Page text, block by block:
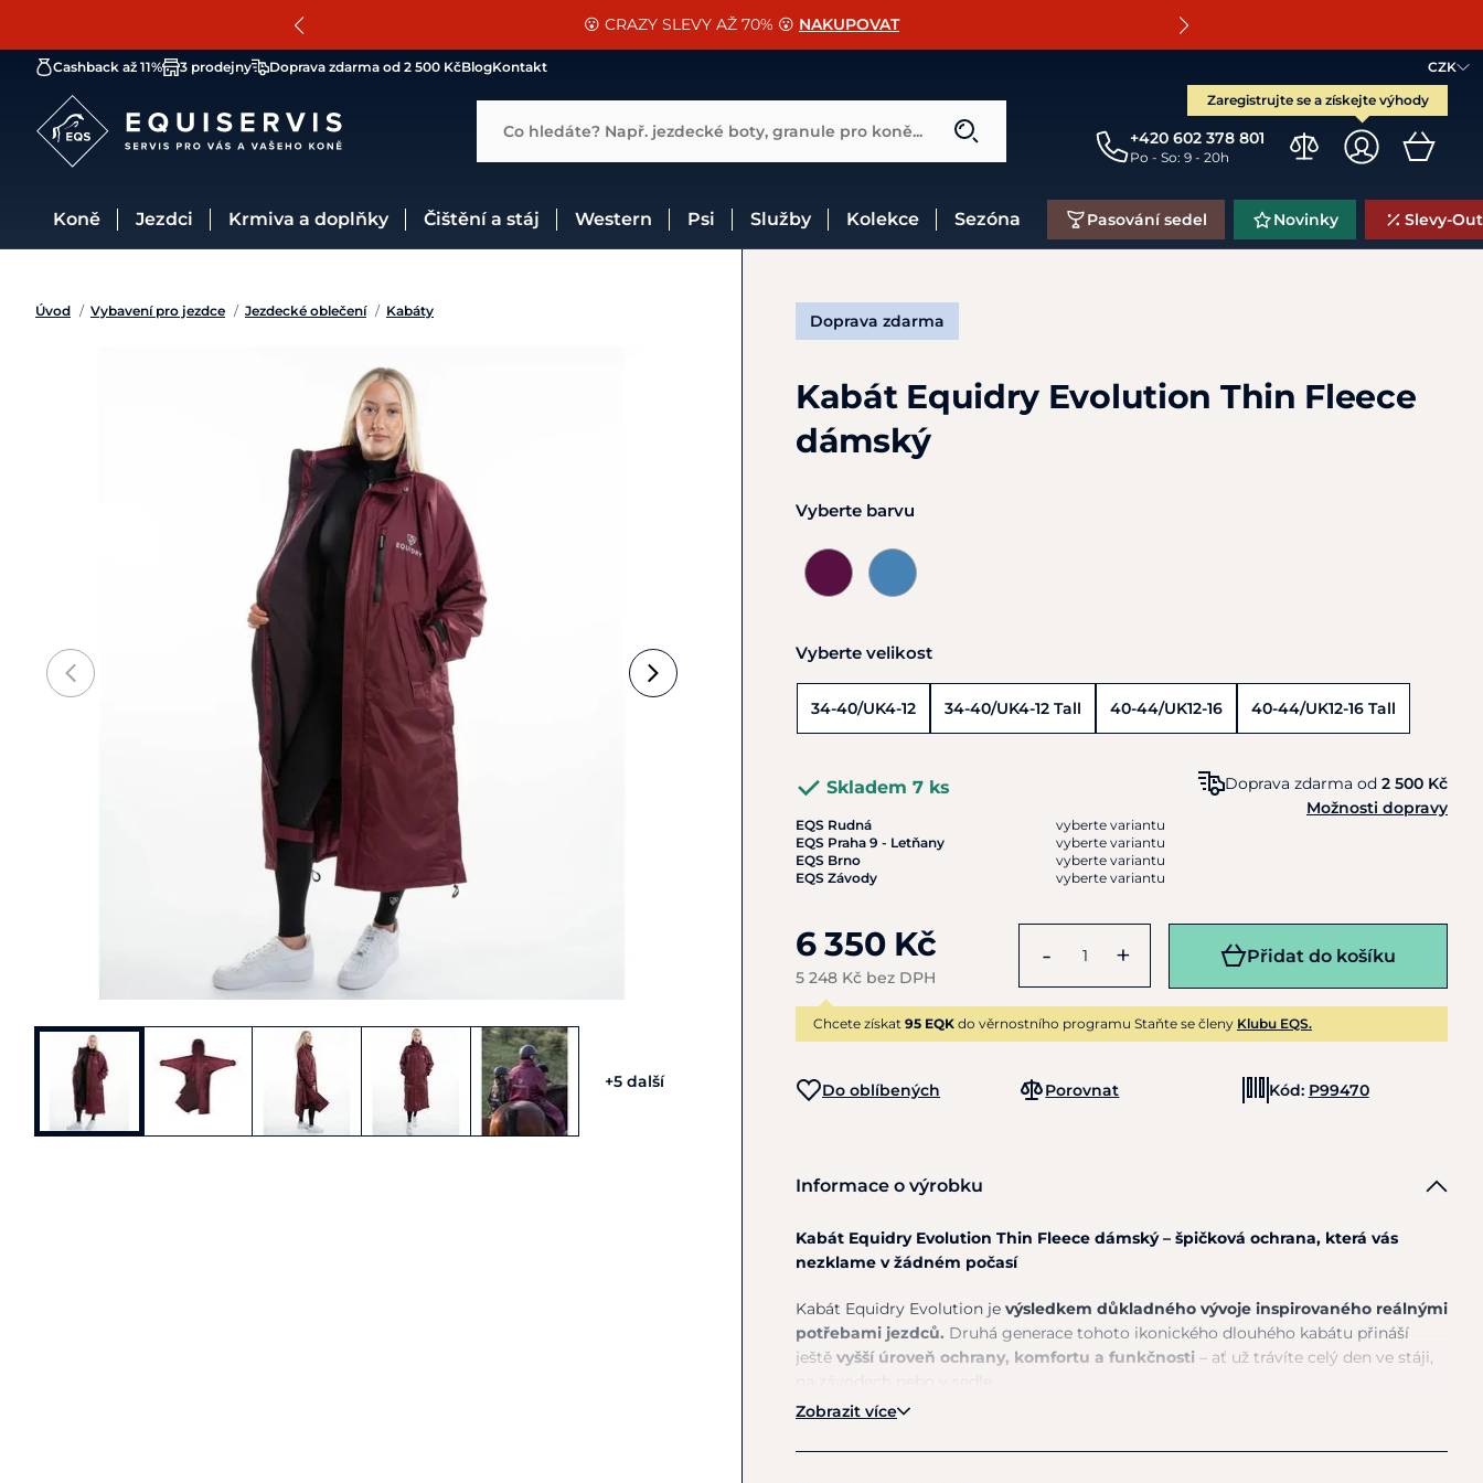
SLEVA 13% na vše od Cassini! CHCI SLEVU
😮 CRAZY SLEVY AŽ 70% 😮 NAKUPOVAT
📐Pasování a doplňky k vybraným sedlům ZDARMA 🐴
CZK
Zaregistrujte se a získejte výhody
+420 602 378 801
Po - So: 9 - 20h
Cashback až 11% 3 prodejny Doprava zdarma od 2 500 KčBlogKontakt
Co hledáte? Např. jezdecké boty, granule pro koně...
Koně Jezdci Krmiva a doplňky Čištění a stáj Western Psi Služby Kolekce Sezóna Pasování sedel Novinky Slevy-
Úvod / Vybavení pro jezdce / Jezdecké oblečení / Kabáty
+5 další
Doprava zdarma
Kabát Equidry Evolution Thin Fleece
dámský
Vyberte barvu
Vyberte velikost
34-40/UK4-12 34-40/UK4-12 Tall 40-44/UK12-16 40-44/UK12-16 Tall
Skladem 7 ks
EQS Rudná
vyberte variantu
EQS Praha 9 - Letňany
vyberte variantu
EQS Brno
vyberte variantu
EQS Závody
vyberte variantu
Doprava zdarma od 2 500 Kč
Možnosti dopravy
6 350 Kč
5 248 Kč bez DPH
- + Přidat do košíku
Chcete získat 95 EQK do věrnostního programu Staňte se členy Klubu EQS.
Do oblíbených Porovnat Kód: P99470
Informace o výrobku
Kabát Equidry Evolution Thin Fleece dámský – špičková ochrana, která vás
nezklame v žádném počasí
Kabát Equidry Evolution je výsledkem důkladného vývoje inspirovaného reálnými
potřebami jezdců. Druhá generace tohoto ikonického dlouhého kabátu přináší
ještě vyšší úroveň ochrany, komfortu a funkčnosti – ať už trávíte celý den ve stáji,
na závodech nebo v sedle.
zatímco prodyšnost 8 000 g/m²zajistí, žezůstanete v suchu i uvnitř. Kabát je
Zobrazit více